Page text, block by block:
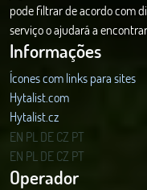
pode filtrar de acordo com
serviço o ajudará a
Informações
Ícones com links para sites
Hytalist.com
Hytalist.cz
Hytamods.org
EN PL DECZ PT
EN PL DECZ PT
Operador